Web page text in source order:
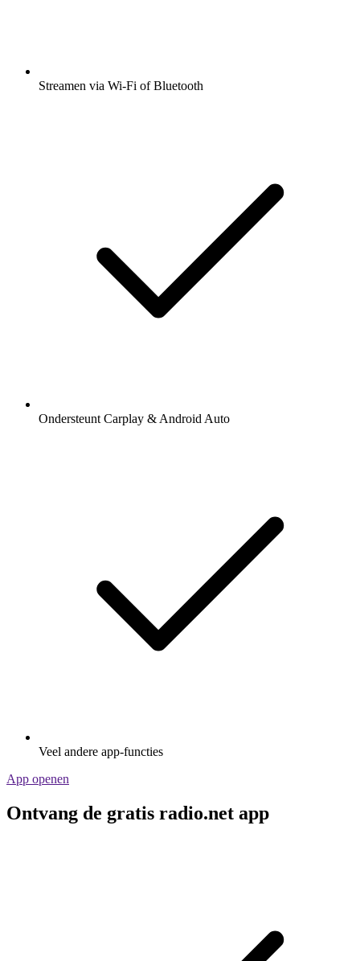
Streamen via Wi-Fi of Bluetooth
Ondersteunt Carplay & Android Auto
Veel andere app-functies
App openen
Ontvang de gratis radio.net app